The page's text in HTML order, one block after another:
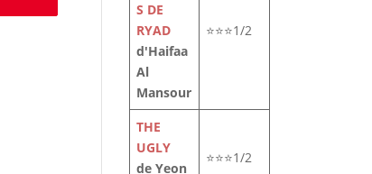
S DE
RYAD
d'Haifaa
Al
Mansour
⭐⭐⭐1/2
THE
UGLY
de Yeon
⭐⭐⭐1/2